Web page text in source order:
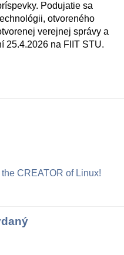
Podujatie sa
otvoreného
verejnej správy a
25.4.2026 na FIIT STU.
CREATOR of Linux!